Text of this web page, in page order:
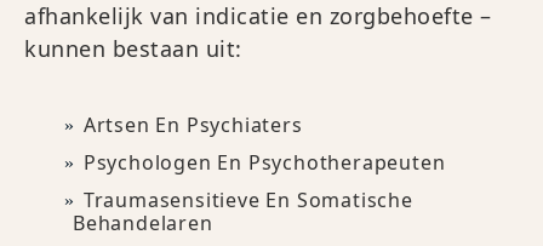
afhankelijk van indicatie en zorgbehoefte –
kunnen bestaan uit:
Artsen En Psychiaters
Psychologen En Psychotherapeuten
Traumasensitieve En Somatische
Behandelaren